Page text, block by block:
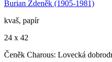
Burian Zdeněk (1905-1981)
kvaš, papír
24 x 42
Čeněk Charous: Lovecká